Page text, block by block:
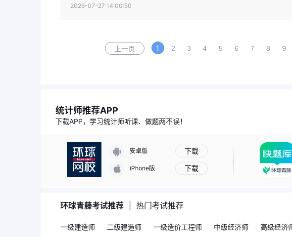
2026-07-27 14:00:50
上一页 1 2 3 4 5 6 7 8 9
统计师推荐APP
下载APP，学习统计师听课、做题两不误！
安卓版 下载
iPhone版 下载
环球青藤考试推荐 热门考试推荐
一级建造师 二级建造师 一级造价工程师 中级经济师 高级经济